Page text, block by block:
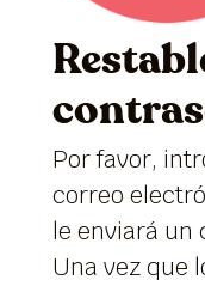
Por favor,
correo
le enviará un
Una vez que